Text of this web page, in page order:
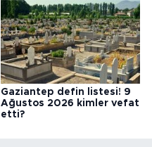
Gaziantep defin listesi! 9
Ağustos 2026 kimler vefat
etti?